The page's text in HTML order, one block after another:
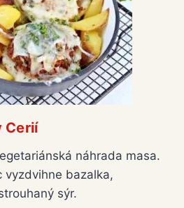
Cerií
náhrada masa.
vyzdvihne bazalka,
sýr.